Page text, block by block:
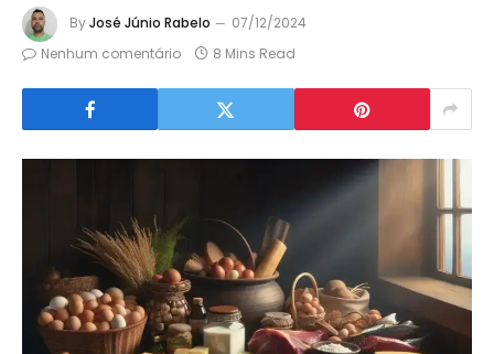
ByJosé Júnio Rabelo
07/12/2024
Nenhum comentário
8 Mins Read